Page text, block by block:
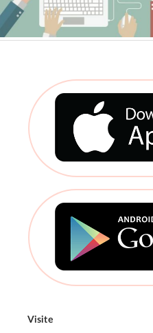
Visite